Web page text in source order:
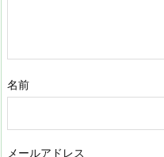
名前
メールアドレス